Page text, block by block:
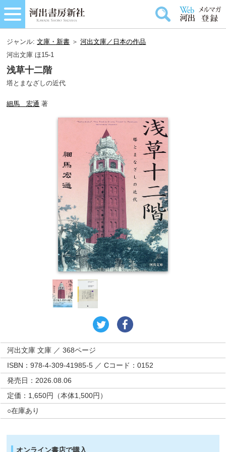
ジャンル:文庫・新書 ＞河出文庫／日本の作品
河出文庫 ほ15-1
浅草十二階
塔とまなざしの近代
細馬 宏通 著
河出文庫 文庫 ／ 368ページ
ISBN：978-4-309-41985-5 ／ Cコード：0152
発売日：2026.08.06
定価：1,650円（本体1,500円）
○在庫あり
オンライン書店で購入